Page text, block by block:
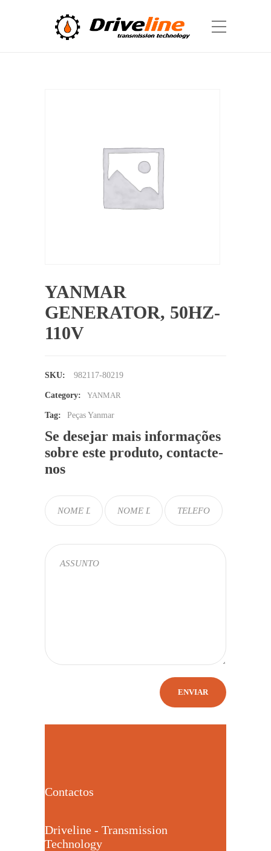
YANMAR
GENERATOR, 50HZ-
110V
SKU: 982117-80219
Category: YANMAR
Tag: Peças Yanmar
Se desejar mais informações
sobre este produto, contacte-
nos
Contactos
Driveline - Transmission
Technology